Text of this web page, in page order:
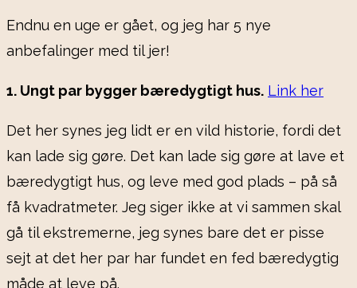
Endnu en uge er gået, og jeg har 5 nye
anbefalinger med til jer!
1. Ungt par bygger bæredygtigt hus. Link her
Det her synes jeg lidt er en vild historie, fordi det
kan lade sig gøre. Det kan lade sig gøre at lave et
bæredygtigt hus, og leve med god plads – på så
få kvadratmeter. Jeg siger ikke at vi sammen skal
gå til ekstremerne, jeg synes bare det er pisse
sejt at det her par har fundet en fed bæredygtig
måde at leve på.